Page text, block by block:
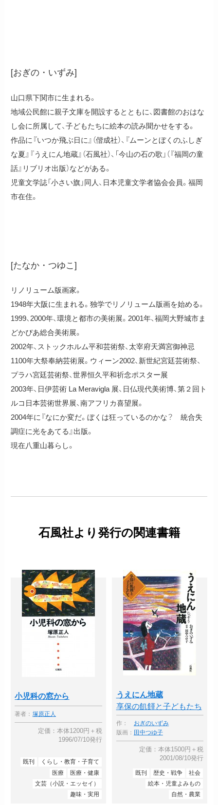
[おぎの・いずみ]
山口県下関市に生まれる。
地域公民館に親子文庫を開設するとともに、図書館のおはな
し会に所属して、子どもたちに絵本の読み聞かせをする。
作品に『いつか飛ぶ日に』（偕成社）、『ムーンとぼくのふしぎ
な夏』『うえにん地蔵』（石風社）、「今山の石の歌」（『福岡の童
話』リブリオ出版）などがある。
児童文学誌「小さい旗」同人、日本児童文学者協会会員。福岡
市在住。
[たなか・つゆこ]
リノリューム版画家。
1948年大阪に生まれる。独学でリノリューム版画を始める。
1999、2000年、環境と都市の美術展。2001年、福岡大野城市ま
どかぴあ総合美術展。
2002年、ストックホルム平和芸術祭、太宰府天満宮御神忌
1100年大祭奉納芸術展。ウィーン2002、新世紀宮廷芸術祭、
プラハ宮廷芸術祭、世界恒久平和祈念ポスター展
2003年、日伊芸術 La Meravigla 展、日仏現代美術博、第２回ト
ルコ日本芸術世界展、南アフリカ喜望展。
2004年に『なにか変だ。ぼくは狂っているのかな？ 統合失
調症に光をあてる』出版。
現在八重山暮らし。
石風社より発行の関連書籍
小児科の窓から
著者： 塚原正人
定価：本体1200円＋税
1996/07/10発行
既刊
くらし・教育・子育て
医療
医療・健康
文芸（小説・エッセイ）
趣味・実用
うえにん地蔵
享保の飢饉と子どもたち
作：
おぎのいずみ
版画： 田中つゆ子
定価：本体1500円＋税
2001/08/10発行
既刊 歴史・戦争
社会
絵本・児童よみもの
自然・農業